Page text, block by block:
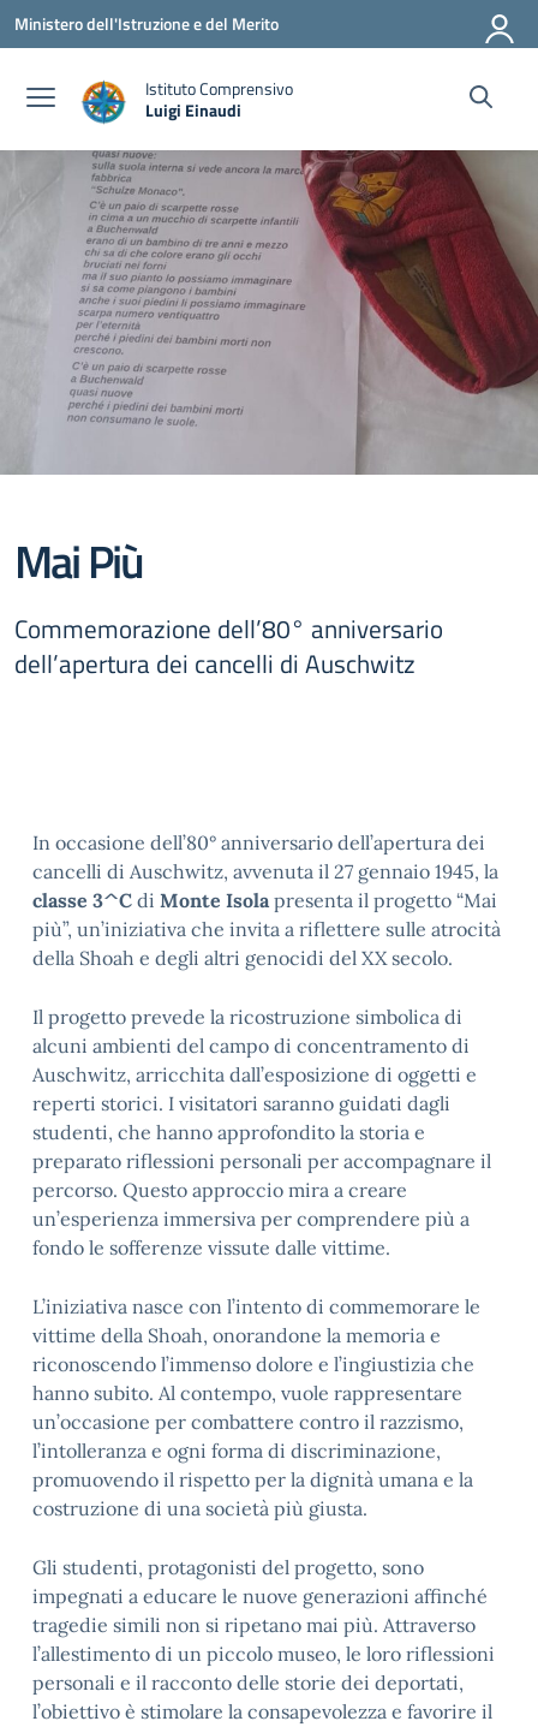
Vai ai contenuti
Vai al menu di navigazione
Vai al footer
Ministero dell'Istruzione e del Merito
Istituto Comprensivo
Luigi Einaudi
— Visita la pagina iniziale della scuola
Mai Più
Commemorazione dell’80° anniversario
dell’apertura dei cancelli di Auschwitz
In occasione dell’80° anniversario dell’apertura dei
cancelli di Auschwitz, avvenuta il 27 gennaio 1945, la
classe 3^C di Monte Isolapresenta il progetto “Mai
più”, un’iniziativa che invita a riflettere sulle atrocità
della Shoah e degli altri genocidi del XX secolo.
Il progetto prevede la ricostruzione simbolica di
alcuni ambienti del campo di concentramento di
Auschwitz, arricchita dall’esposizione di oggetti e
reperti storici. I visitatori saranno guidati dagli
studenti, che hanno approfondito la storia e
preparato riflessioni personali per accompagnare il
percorso. Questo approccio mira a creare
un’esperienza immersiva per comprendere più a
fondo le sofferenze vissute dalle vittime.
L’iniziativa nasce con l’intento di commemorare le
vittime della Shoah, onorandone la memoria e
riconoscendo l’immenso dolore e l’ingiustizia che
hanno subito. Al contempo, vuole rappresentare
un’occasione per combattere contro il razzismo,
l’intolleranza e ogni forma di discriminazione,
promuovendo il rispetto per la dignità umana e la
costruzione di una società più giusta.
Gli studenti, protagonisti del progetto, sono
impegnati a educare le nuove generazioni affinché
tragedie simili non si ripetano mai più. Attraverso
l’allestimento di un piccolo museo, le loro riflessioni
personali e il racconto delle storie dei deportati,
l’obiettivo è stimolare la consapevolezza e favorire il